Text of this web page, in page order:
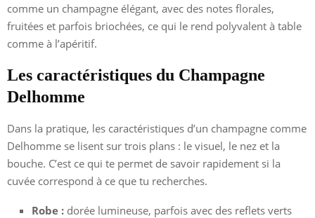
comme un champagne élégant, avec des notes florales,
fruitées et parfois briochées, ce qui le rend polyvalent à table
comme à l’apéritif.
Les caractéristiques du Champagne
Delhomme
Dans la pratique, les caractéristiques d’un champagne comme
Delhomme se lisent sur trois plans : le visuel, le nez et la
bouche. C’est ce qui te permet de savoir rapidement si la
cuvée correspond à ce que tu recherches.
Robe : dorée lumineuse, parfois avec des reflets verts